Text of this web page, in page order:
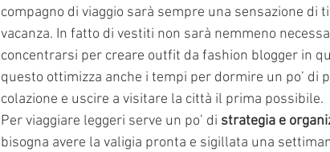
compagno di viaggio sarà sempre una sensazione di
vacanza. In fatto di vestiti non sarà nemmeno
concentrarsi per creare outfit da fashion blogger in
questo ottimizza anche i tempi per dormire un po’ di
colazione e uscire a visitare la città il prima possibile.
Per viaggiare leggeri serve un po’ di strategia e
bisogna avere la valigia pronta e sigillata una